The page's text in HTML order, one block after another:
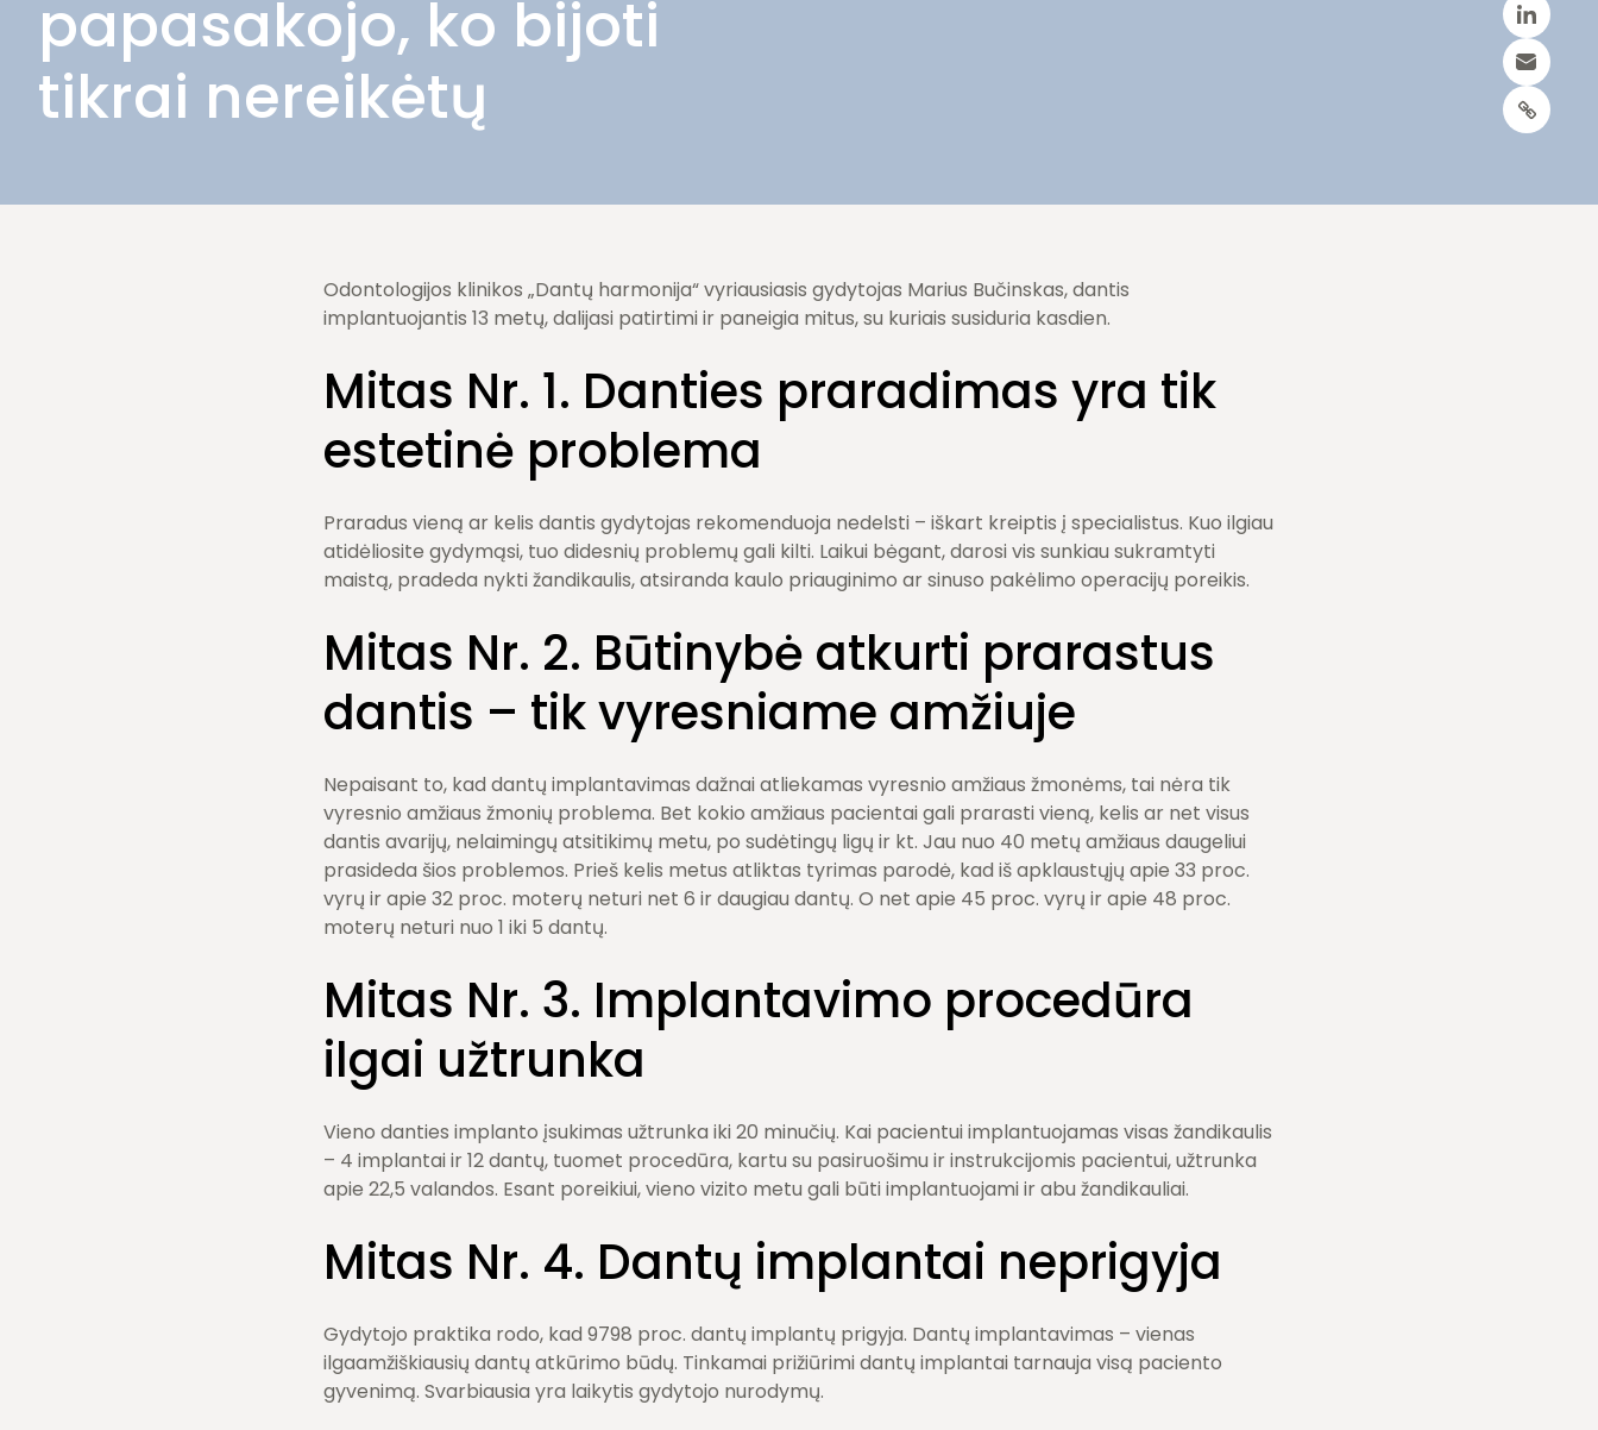
Dantų šalinimas
papasakojo, ko bijoti
tikrai nereikėtų
Odontologijos klinikos „Dantų harmonija“ vyriausiasis gydytojas Marius Bučinskas, dantis
implantuojantis 13 metų, dalijasi patirtimi ir paneigia mitus, su kuriais susiduria kasdien.
Mitas Nr. 1. Danties praradimas yra tik
estetinė problema
Praradus vieną ar kelis dantis gydytojas rekomenduoja nedelsti – iškart kreiptis į specialistus. Kuo ilgiau
atidėliosite gydymąsi, tuo didesnių problemų gali kilti. Laikui bėgant, darosi vis sunkiau sukramtyti
maistą, pradeda nykti žandikaulis, atsiranda kaulo priauginimo ar sinuso pakėlimo operacijų poreikis.
Mitas Nr. 2. Būtinybė atkurti prarastus
dantis – tik vyresniame amžiuje
Nepaisant to, kad dantų implantavimas dažnai atliekamas vyresnio amžiaus žmonėms, tai nėra tik
vyresnio amžiaus žmonių problema. Bet kokio amžiaus pacientai gali prarasti vieną, kelis ar net visus
dantis avarijų, nelaimingų atsitikimų metu, po sudėtingų ligų ir kt. Jau nuo 40 metų amžiaus daugeliui
prasideda šios problemos. Prieš kelis metus atliktas tyrimas parodė, kad iš apklaustųjų apie 33 proc.
vyrų ir apie 32 proc. moterų neturi net 6 ir daugiau dantų. O net apie 45 proc. vyrų ir apie 48 proc.
moterų neturi nuo 1 iki 5 dantų.
Mitas Nr. 3. Implantavimo procedūra
ilgai užtrunka
Vieno danties implanto įsukimas užtrunka iki 20 minučių. Kai pacientui implantuojamas visas žandikaulis
– 4 implantai ir 12 dantų, tuomet procedūra, kartu su pasiruošimu ir instrukcijomis pacientui, užtrunka
apie 22,5 valandos. Esant poreikiui, vieno vizito metu gali būti implantuojami ir abu žandikauliai.
Mitas Nr. 4. Dantų implantai neprigyja
Gydytojo praktika rodo, kad 9798 proc. dantų implantų prigyja. Dantų implantavimas – vienas
ilgaamžiškiausių dantų atkūrimo būdų. Tinkamai prižiūrimi dantų implantai tarnauja visą paciento
gyvenimą. Svarbiausia yra laikytis gydytojo nurodymų.